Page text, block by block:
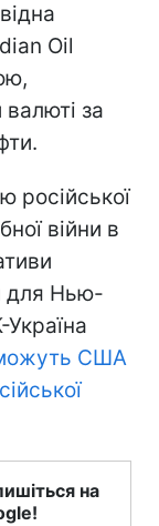
Oil
валюті за
російської
війни в
для Нью-
Україна
США
на